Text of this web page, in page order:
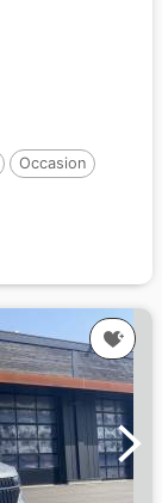
Occasion